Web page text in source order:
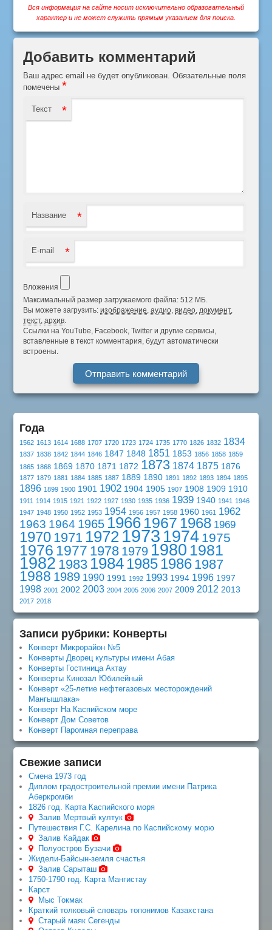
Вся информация на сайте носит исключительно образовательный
характер и не может служить прямым указанием для поиска.
Добавить комментарий
Ваш адрес email не будет опубликован. Обязательные поля
помечены*
Текст *
Название *
E-mail *
Вложения
Максимальный размер загружаемого файла: 512 МБ.
Вы можете загрузить:изображение ,аудио ,видео документ,
текст,архив
Ссылки на YouTube, Facebook, Twitter и другие сервисы,
вставленные в текст комментария, будут автоматически
встроены.
Года
1562 1613 1614 1688 1707 1720 1723 1724 1735 1770 1826 1832 1834
1837 1838 1842 1844 1846 1847 1848 1851 1853 1856 1858 1859
1865 1868 1869 1870 1871 1872 1873 1874 1875 1876
1877 1879 1881 1884 1885 1887 1889 1890 1891 1892 1893 1894 1895
1896 1899 1900 1901 1902 1904 1905 1907 1908 1909 1910
1911 1914 1915 1921 1922 1927 1930 1935 1936 1939 1940 1941 1946
1947 1948 1950 1952 1953 1954 1956 1957 1958 1960 1961 1962
1963 1964 1965 1966 1967 1968 1969
1970 1971 1972 1973 1974 1975
1976 1977 1978 1979 1980 1981
1982 1983 198419851986 1987
1988 1989 1990 1991 1992 1993 1994 1996 1997
1998 2001 2002 2003 2004 2005 2006 2007 2009 2012 2013
2017 2018
Записи рубрики: Конверты
Конверт Микрорайон №5
Конверты Дворец культуры имени Абая
Конверты Гостиница Актау
Конверты Кинозал Юбилейный
Конверт «25-летие нефтегазовых месторождений
Мангышлака»
Конверт На Каспийском море
Конверт Дом Советов
Конверт Паромная переправа
Свежие записи
Смена 1973 год
Диплом градостроительной премии имени Патрика
Аберкромби
1826 год. Карта Каспийского моря
Залив Мертвый култук
Путешествия Г.С. Карелина по Каспийскому морю
Залив Кайдак
Полуостров Бузачи
Жидели-Байсын-земля счастья
Залив Сарыташ
1750-1790 год. Карта Мангистау
Карст
Мыс Токмак
Краткий толковый словарь топонимов Казахстана
Старый маяк Сегенды